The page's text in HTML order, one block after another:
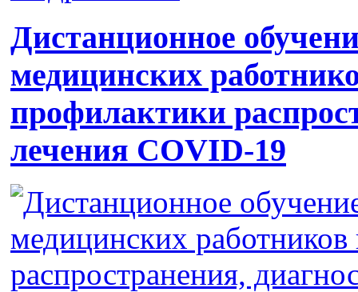
Дистанционное
медицинских
профилактики
лечения COVID-19